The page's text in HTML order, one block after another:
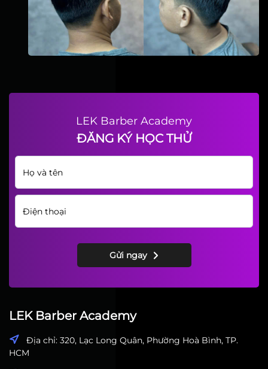
LEK Barber Academy
ĐĂNG KÝ HỌC THỬ
Gửi ngay
LEK Barber Academy
Địa chỉ: 320, Lạc Long Quân, Phường Hoà Bình, TP.
HCM